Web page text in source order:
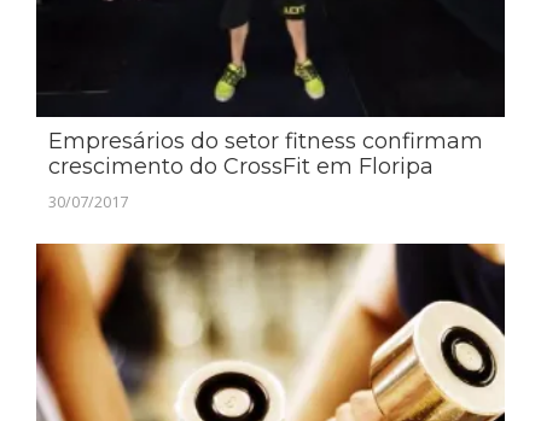
Empresários do setor fitness confirmam
crescimento do CrossFit em Floripa
30/07/2017